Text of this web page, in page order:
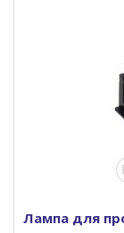
Лампа для